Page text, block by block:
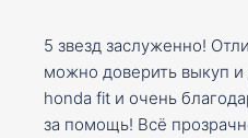
5 звезд заслуженно!
можно доверить выкуп и
honda fit и очень
за помощь! Всё